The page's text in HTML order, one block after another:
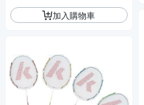
加入購物車